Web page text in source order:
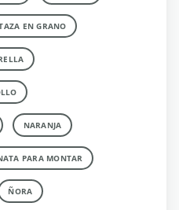
EN GRANO
NARANJA
PARA MONTAR
ÑORA